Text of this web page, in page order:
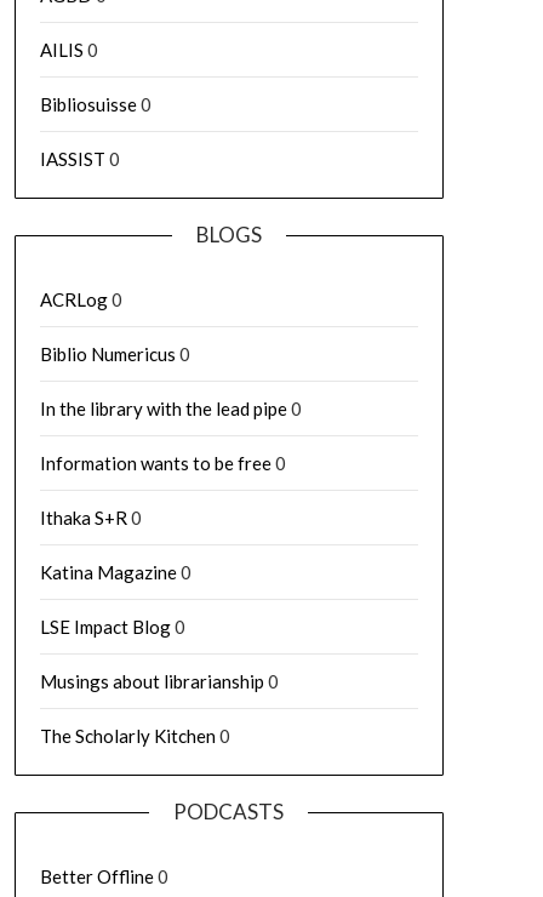
AILIS 0
Bibliosuisse0
IASSIST 0
BLOGS
ACRLog0
Biblio Numericus 0
In the library with the lead pipe0
Information wants to be free0
Ithaka S+R 0
Katina Magazine0
LSE Impact Blog0
Musings about librarianship 0
The Scholarly Kitchen0
PODCASTS
Better Offline0